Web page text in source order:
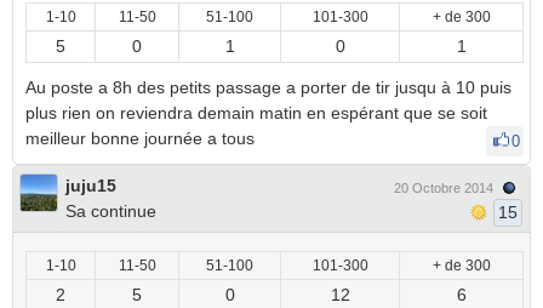
1-10 11-50 51-100 101-300 + de 300
5 0 1 0 1
Au poste a 8h des petits passage a porter de tir jusqu à 10 puis
plus rien on reviendra demain matin en espérant que se soit
meilleur bonne journée a tous
0
juju15
Sa continue
20 Octobre 2014
15
1-10 11-50 51-100 101-300 + de 300
2 5 0 12 6